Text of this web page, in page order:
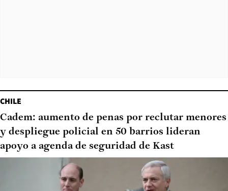
CHILE
Cadem: aumento de penas por reclutar menores
y despliegue policial en 50 barrios lideran
apoyo a agenda de seguridad de Kast